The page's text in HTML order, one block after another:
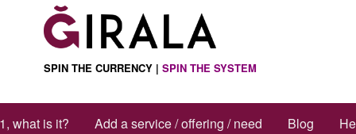
SPIN THE CURRENCY | SPIN THE SYSTEM
what is it? Add a service / offering / need Blog